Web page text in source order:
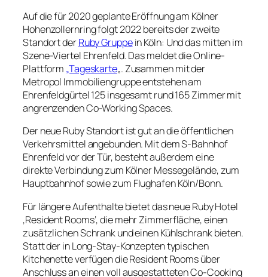
Auf die für 2020 geplante Eröffnung am Kölner
Hohenzollernring folgt 2022 bereits der zweite
Standort derRuby Gruppein Köln: Und das mitten im
Szene-Viertel Ehrenfeld. Das meldet die Online-
Plattform „Tageskarte„. Zusammen mit der
Metropol Immobiliengruppe entstehen am
Ehrenfeldgürtel 125 insgesamt rund 165 Zimmer mit
angrenzenden Co-Working Spaces.
Der neue Ruby Standort ist gut an die öffentlichen
Verkehrsmittel angebunden. Mit dem S-Bahnhof
Ehrenfeld vor der Tür, besteht außerdem eine
direkte Verbindung zum Kölner Messegelände, zum
Hauptbahnhof sowie zum Flughafen Köln/Bonn.
Für längere Aufenthalte bietet das neue Ruby Hotel
‚Resident Rooms‘, die mehr Zimmerfläche, einen
zusätzlichen Schrank und einen Kühlschrank bieten.
Statt der in Long-Stay-Konzepten typischen
Kitchenette verfügen die Resident Rooms über
Anschluss an einen voll ausgestatteten Co-Cooking